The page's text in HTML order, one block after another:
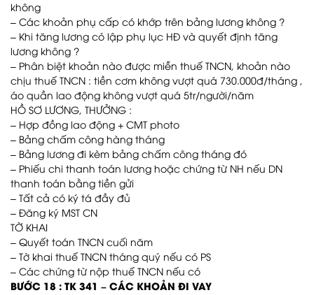
không
– Các khoản phụ cấp có khớp trên bảng lương không ?
– Khi tăng lương có lập phụ lục HĐ và quyết định tăng
lương không ?
– Phân biệt khoản nào được miễn thuế TNCN, khoản nào
chịu thuế TNCN : tiền cơm không vượt quá 730.000đ/tháng ,
áo quần lao động không vượt quá 5tr/người/năm
HỒ SƠ LƯƠNG, THƯỞNG :
– Hợp đồng lao động + CMT photo
– Bảng chấm công hàng tháng
– Bảng lương đi kèm bảng chấm công tháng đó
– Phiếu chi thanh toán lương hoặc chứng từ NH nếu DN
thanh toán bằng tiền gửi
– Tất cả có ký tá đầy đủ
– Đăng ký MST CN
TỜ KHAI
– Quyết toán TNCN cuối năm
– Tờ khai thuế TNCN tháng quý nếu có PS
– Các chứng từ nộp thuế TNCN nếu có
BƯỚC 18 : TK 341 – CÁC KHOẢN ĐI VAY